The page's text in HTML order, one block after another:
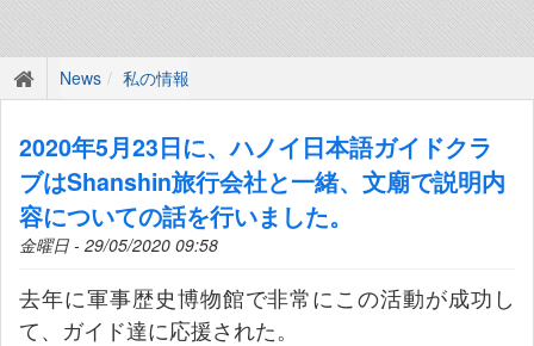
News 私の情報
2020年5月23日に、ハノイ日本語ガイドクラ
ブはShanshin旅行会社と一緒、文廟で説明内
容についての話を行いました。
金曜日 - 29/05/2020 09:58
去年に軍事歴史博物館で非常にこの活動が成功し
て、ガイド達に応援された。